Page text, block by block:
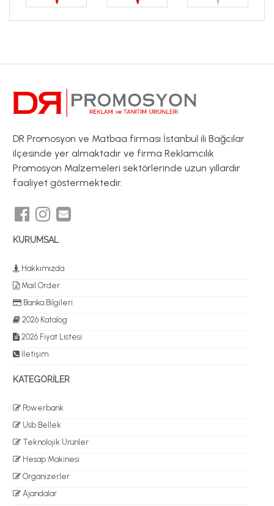
DR Promosyon ve Matbaa firması İstanbul ili Bağcılar
ilçesinde yer almaktadır ve firma Reklamcılık
Promosyon Malzemeleri sektörlerinde uzun yıllardır
faaliyet göstermektedir.
KURUMSAL
Hakkımızda
Mail Order
Banka Bilgileri
2026 Katalog
2026 Fiyat Listesi
İletişim
KATEGORİLER
Powerbank
Usb Bellek
Teknolojik Ürünler
Hesap Makinesi
Organizerler
Ajandalar